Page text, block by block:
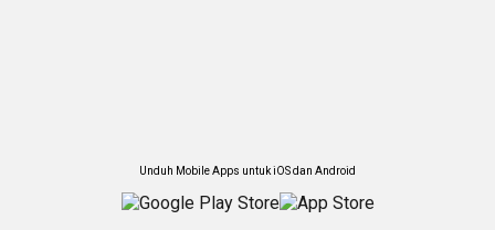
Unduh Mobile Apps untuk iOS dan Android